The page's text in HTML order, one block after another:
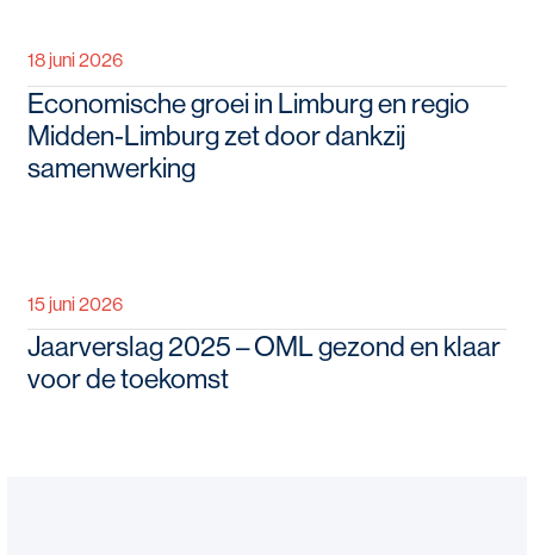
18 juni 2026
Economische groei in Limburg en regio
Midden-Limburg zet door dankzij
samenwerking
15 juni 2026
Jaarverslag 2025 – OML gezond en klaar
voor de toekomst